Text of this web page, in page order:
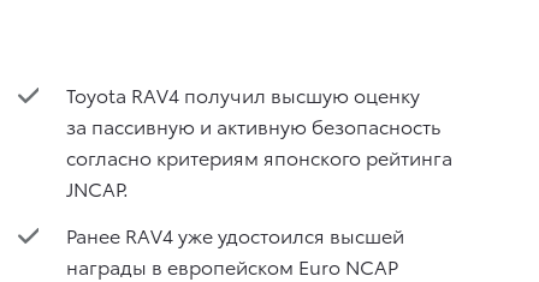
Toyota RAV4 получил высшую оценку
за пассивную и активную безопасность
согласно критериям японского рейтинга
JNCAP.
Ранее RAV4 уже удостоился высшей
награды в европейском Euro NCAP